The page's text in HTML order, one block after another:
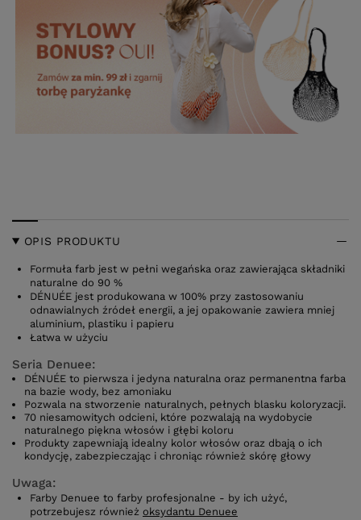
OPIS PRODUKTU
Formuła farb jest w pełni wegańska oraz zawierająca składniki
naturalne do 90 %
DÉNUÉE jest produkowana w 100% przy zastosowaniu
odnawialnych źródeł energii, a jej opakowanie zawiera mniej
aluminium, plastiku i papieru
Łatwa w użyciu
Seria Denuee:
DÉNUÉE to pierwsza i jedyna naturalna oraz permanentna farba
na bazie wody, bez amoniaku
Pozwala na stworzenie naturalnych, pełnych blasku koloryzacji.
70 niesamowitych odcieni, które pozwalają na wydobycie
naturalnego piękna włosów i głębi koloru
Produkty zapewniają idealny kolor włosów oraz dbają o ich
kondycję, zabezpieczając i chroniąc również skórę głowy
Uwaga:
Farby Denuee to farby profesjonalne - by ich użyć,
potrzebujesz również oksydantu Denuee